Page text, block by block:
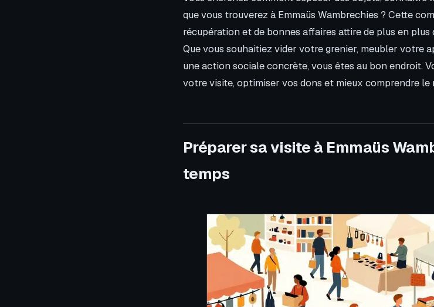
que vous trouverez à Emmaüs Wambrechies ? Cette
récupération et de bonnes affaires attire de plus en
Que vous souhaitiez vider votre grenier, meubler votre
une action sociale concrète, vous êtes au bon endroit.
votre visite, optimiser vos dons et mieux comprendre le
Préparer sa visite à Emmaüs
temps